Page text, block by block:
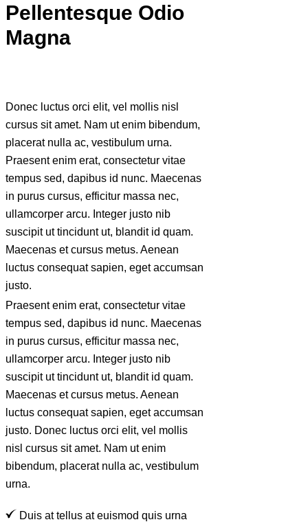
Pellentesque Odio
Magna
Donec luctus orci elit, vel mollis nisl
cursus sit amet. Nam ut enim bibendum,
placerat nulla ac, vestibulum urna.
Praesent enim erat, consectetur vitae
tempus sed, dapibus id nunc. Maecenas
in purus cursus, efficitur massa nec,
ullamcorper arcu. Integer justo nib
suscipit ut tincidunt ut, blandit id quam.
Maecenas et cursus metus. Aenean
luctus consequat sapien, eget accumsan
justo.
Praesent enim erat, consectetur vitae
tempus sed, dapibus id nunc. Maecenas
in purus cursus, efficitur massa nec,
ullamcorper arcu. Integer justo nib
suscipit ut tincidunt ut, blandit id quam.
Maecenas et cursus metus. Aenean
luctus consequat sapien, eget accumsan
justo. Donec luctus orci elit, vel mollis
nisl cursus sit amet. Nam ut enim
bibendum, placerat nulla ac, vestibulum
urna.
Duis at tellus at euismod quis urna